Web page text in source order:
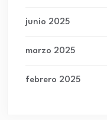
junio 2025
marzo 2025
febrero 2025